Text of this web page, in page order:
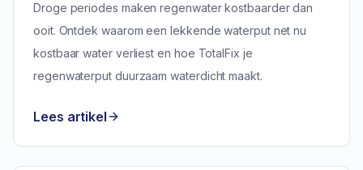
Droge periodes maken regenwater kostbaarder dan
ooit. Ontdek waarom een lekkende waterput net nu
kostbaar water verliest en hoe TotalFix je
regenwaterput duurzaam waterdicht maakt.
Lees artikel